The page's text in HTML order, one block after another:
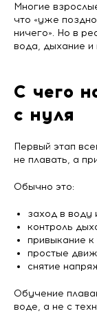
Многие
что «уже
ничего». Но в
вода, дыхание и
С чего
с нуля
Первый этап
не плавать, а
Обычно это:
заход в воду
контроль
привыкание
простые
снятие
Обучение
воде, а не с